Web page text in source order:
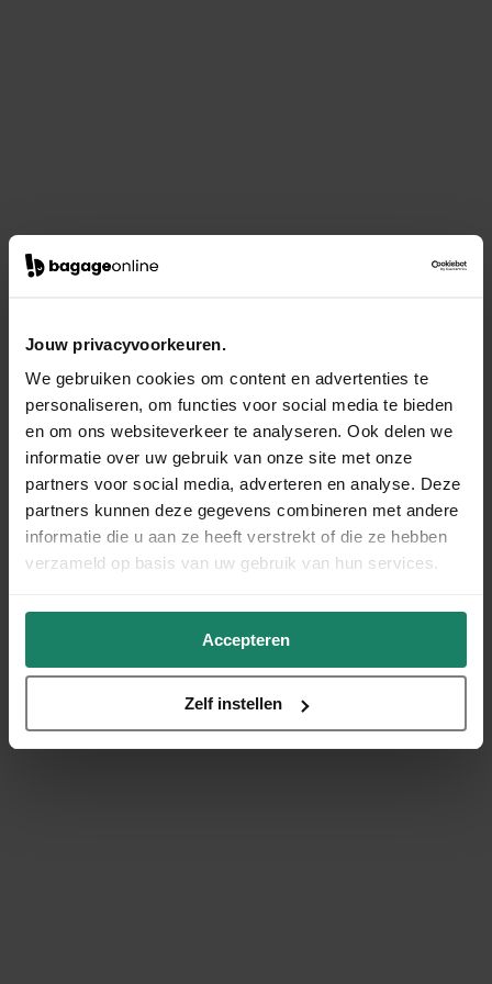
Jouw privacyvoorkeuren.
We gebruiken cookies om content en advertenties te
personaliseren, om functies voor social media te bieden
en om ons websiteverkeer te analyseren. Ook delen we
informatie over uw gebruik van onze site met onze
partners voor social media, adverteren en analyse. Deze
partners kunnen deze gegevens combineren met andere
informatie die u aan ze heeft verstrekt of die ze hebben
verzameld op basis van uw gebruik van hun services.
Accepteren
Zelf instellen